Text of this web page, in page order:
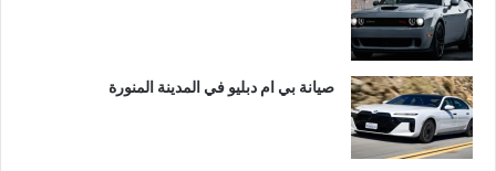
صيانة بي ام دبليو في المدينة المنورة